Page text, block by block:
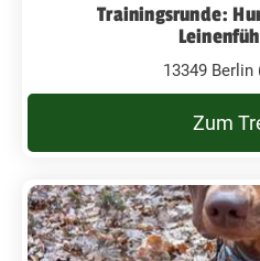
Trainingsrunde:
13349 Berlin
Zum